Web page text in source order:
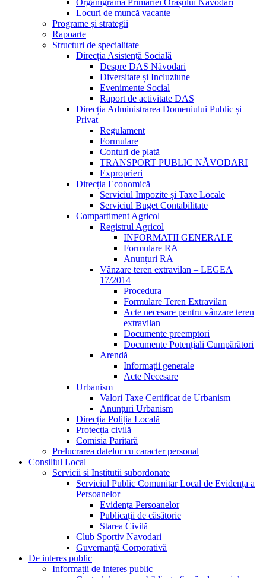
Organigrama Primăriei Orașului Năvodari
Locuri de muncă vacante
Programe și strategii
Rapoarte
Structuri de specialitate
Direcția Asistență Socială
Despre DAS Năvodari
Diversitate și Incluziune
Evenimente Social
Raport de activitate DAS
Direcția Administrarea Domeniului Public și
Privat
Regulament
Formulare
Conturi de plată
TRANSPORT PUBLIC NĂVODARI
Exproprieri
Direcția Economică
Serviciul Impozite și Taxe Locale
Serviciul Buget Contabilitate
Compartiment Agricol
Registrul Agricol
INFORMATII GENERALE
Formulare RA
Anunțuri RA
Vânzare teren extravilan – LEGEA
17/2014
Procedura
Formulare Teren Extravilan
Acte necesare pentru vânzare teren
extravilan
Documente preemptori
Documente Potențiali Cumpărători
Arendă
Informații generale
Acte Necesare
Urbanism
Valori Taxe Certificat de Urbanism
Anunțuri Urbanism
Direcția Poliția Locală
Protecția civilă
Comisia Paritară
Prelucrarea datelor cu caracter personal
Consiliul Local
Servicii si Institutii subordonate
Serviciul Public Comunitar Local de Evidența a
Persoanelor
Evidența Persoanelor
Publicații de căsătorie
Starea Civilă
Club Sportiv Navodari
Guvernanță Corporativă
De interes public
Informații de interes public